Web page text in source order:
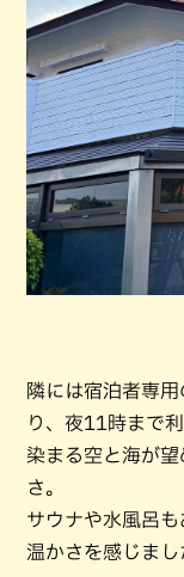
隣には宿泊者専
り、夜11時まで
染まる空と海が
さ。
サウナや水風呂
温かさを感じまし